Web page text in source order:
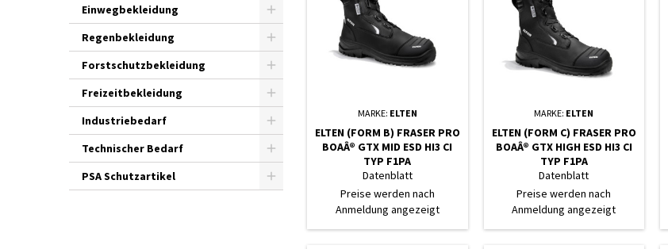
Einwegbekleidung
Regenbekleidung
Forstschutzbekleidung
Freizeitbekleidung
Industriebedarf
Technischer Bedarf
PSA Schutzartikel
MARKE: ELTEN
ELTEN (FORM B) FRASER PRO
BOAÂ® GTX MID ESD HI3 CI
TYP F1PA
Datenblatt
Preise werden nach
Anmeldung angezeigt
MARKE: ELTEN
ELTEN (FORM C) FRASER PRO
BOAÂ® GTX HIGH ESD HI3 CI
TYP F1PA
Datenblatt
Preise werden nach
Anmeldung angezeigt